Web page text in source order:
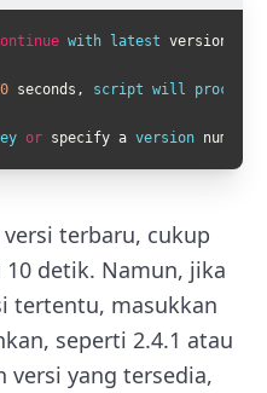
with latest version
seconds , script will proceed
or specify a version number
terbaru, cukup
detik. Namun, jika
tertentu, masukkan
seperti 2.4.1 atau
versi yang tersedia,